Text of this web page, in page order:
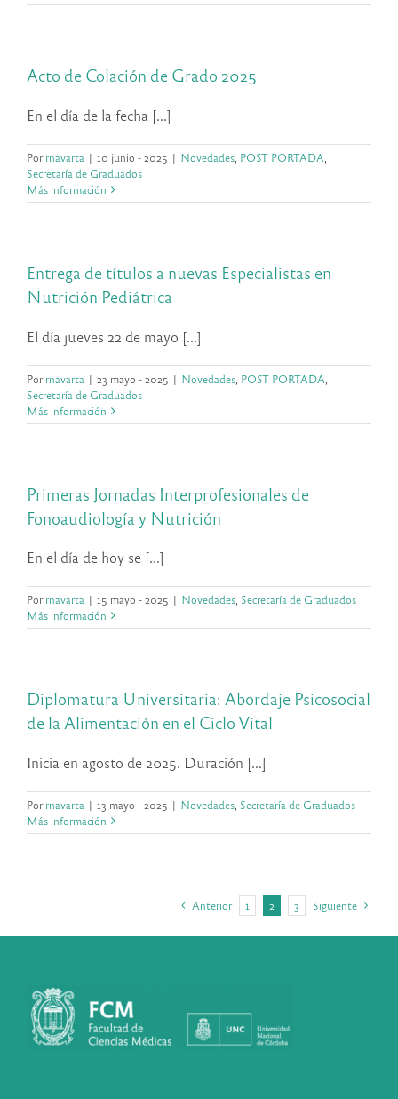
Acto de Colación de Grado 2025
En el día de la fecha [...]
Porrnavarta | 10 junio - 2025 | Novedades POST PORTADA
Secretaría de Graduados
Más información
Entrega de títulos a nuevas Especialistas en
Nutrición Pediátrica
El día jueves 22 de mayo [...]
Porrnavarta | 23 mayo - 2025 | Novedades POST PORTADA
Secretaría de Graduados
Más información
Primeras Jornadas Interprofesionales de
Fonoaudiología y Nutrición
En el día de hoy se [...]
Porrnavarta | 15 mayo - 2025 | Novedades, Secretaría de Graduados
Más información
Diplomatura Universitaria: Abordaje Psicosocial
de la Alimentación en el Ciclo Vital
Inicia en agosto de 2025. Duración [...]
Porrnavarta | 13 mayo - 2025 | Novedades Secretaría de Graduados
Más información
Anterior 1 2 3 Siguiente